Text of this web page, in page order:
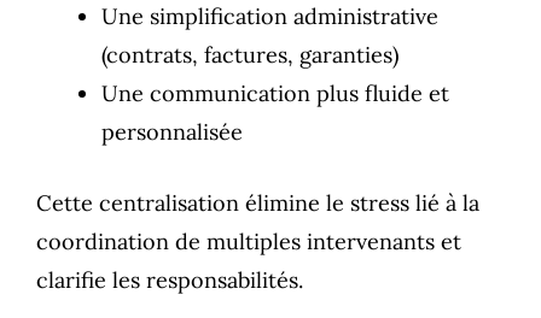
Une simplification administrative
(contrats, factures, garanties)
Une communication plus fluide et
personnalisée
Cette centralisation élimine le stress lié à la
coordination de multiples intervenants et
clarifie les responsabilités.